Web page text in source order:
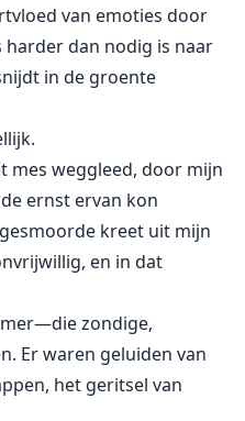
van emoties door
harder dan nodig is naar
in de groente
mes weggleed, door mijn
ernst ervan kon
kreet uit mijn
en in dat
zondige,
Er waren geluiden van
het geritsel van